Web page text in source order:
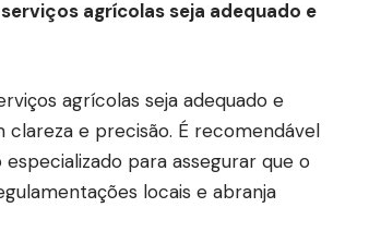
agrícolas seja adequado e
agrícolas seja adequado e
e precisão. É recomendável
para assegurar que o
locais e abranja